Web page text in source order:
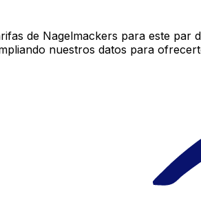
de Nagelmackers para este
nuestros datos para